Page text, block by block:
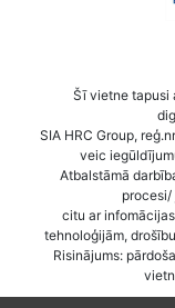
Šī vietne tapusi
SIA HRC Group,
veic
Atbalstāmā
citu ar
tehnoloģijām,
Risinājums: